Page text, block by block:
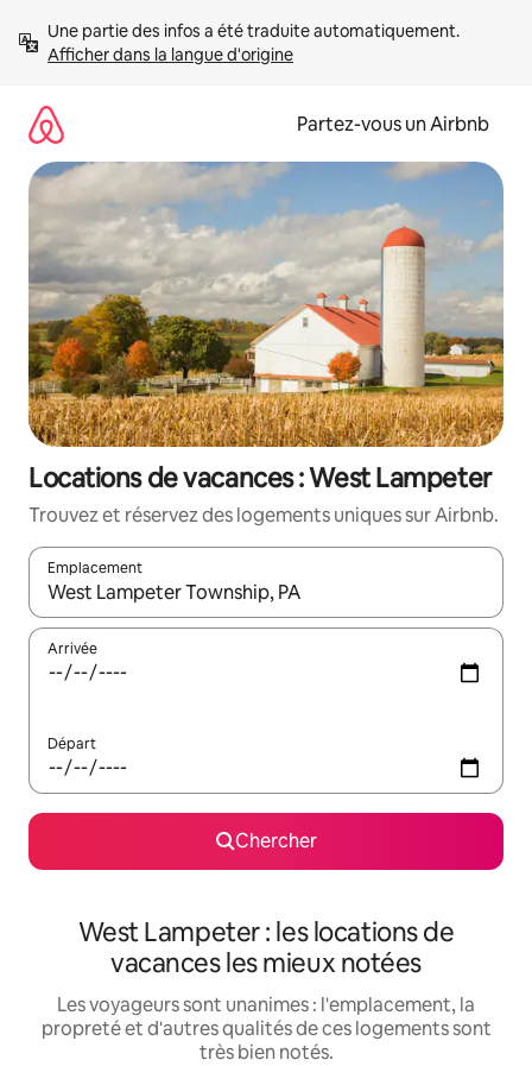
directement
Afficher dans la langue d'origine
Partez-vous un Airbnb
Locations de vacances : West Lampeter
Trouvez et réservez des logements uniques sur Airbnb.
Emplacement
Quand les résultats sont affichés, parcourez-les en utilisant
Arrivée
Départ
Chercher
West Lampeter : les locations de
vacances les mieux notées
Les voyageurs sont unanimes : l'emplacement, la
propreté et d'autres qualités de ces logements sont
très bien notés.